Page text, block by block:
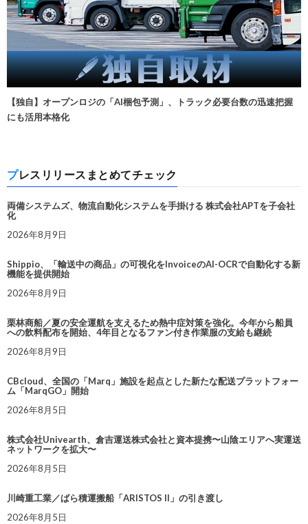
【独自】オープンロジの「AI梱包予測」、トラック必要台数の迅速把握
にも活用本格化
プレスリリースまとめてチェック
両備システムズ、物流自動化システムを手掛ける 株式会社APTを子会社
化
2026年8月9日
Shippio、「輸送中の商品」の可視化をInvoiceのAI-OCRで自動化する新
機能を提供開始
2026年8月9日
栗林商船／夏の安全運航を支えるため熱中症対策を強化。今年から船員
への飲料配布を開始、4年目となるファン付き作業服の支給も継続
2026年8月9日
CBcloud、全国の「Marq」施設を起点とした新たな配送プラットフォー
ム「MarqGO」開始
2026年8月5日
株式会社Univearth、倉吉運送株式会社と資本提携〜山陰エリアへ実運送
ネットワークを拡大〜
2026年8月5日
川崎重工業／ばら積運搬船「ARISTOS II」の引き渡し
2026年8月5日